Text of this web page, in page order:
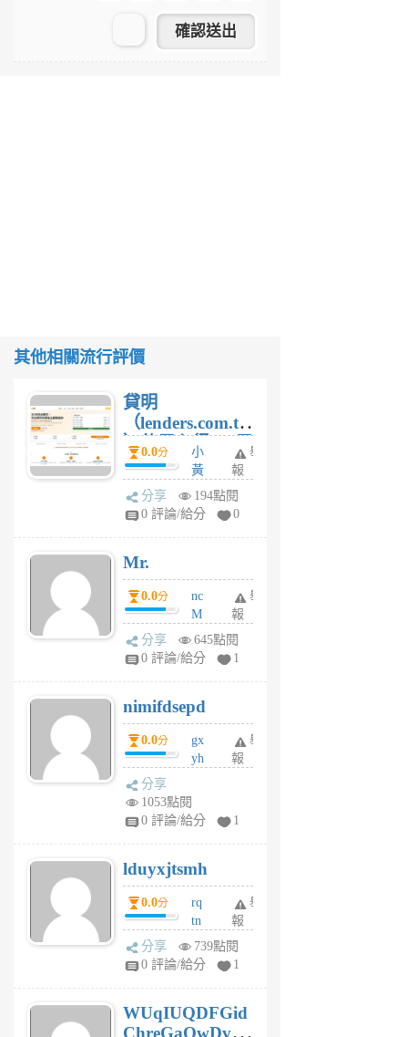
其他相關流行評價
貸明
（lenders.com.tw
）使用心得 — 民
間貸款比較平台
體驗
0.0分
小
黃
蜂
1
舉
報
分享
194點閱
0 評論/給分
0
Mr.
0.0分
nc
M
U
F
U
5
個
月
舉
報
分享
645點閱
0 評論/給分
1
nimifdsepd
0.0分
gx
yh
jl
月
前
舉
報
分享
1053點閱
0 評論/給分
1
lduyxjtsmh
0.0分
rq
tn
jt
gl
個
月
舉
報
分享
739點閱
0 評論/給分
1
WUqIUQDFGid